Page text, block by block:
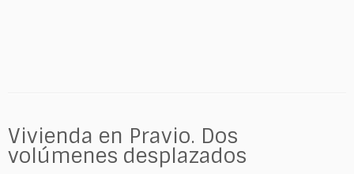
Vivienda en Pravio. Dos
volúmenes desplazados